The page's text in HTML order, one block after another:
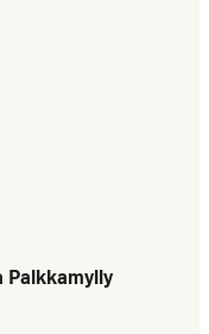
Palkkamylly